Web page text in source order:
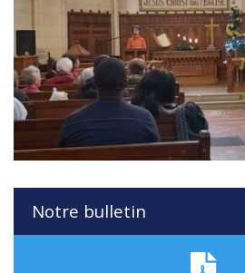
Notre bulletin